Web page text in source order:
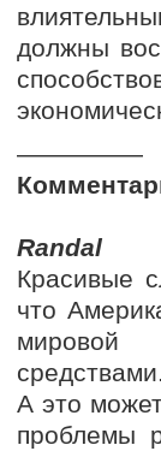
должны
—————
Randal
Красивые
что
мировой
А это
проблемы